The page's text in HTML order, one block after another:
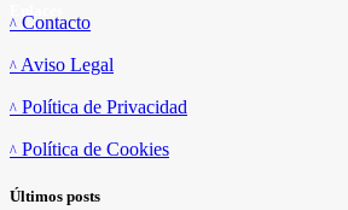
Contacto
Aviso Legal
Política de Privacidad
Política de Cookies
Últimos posts